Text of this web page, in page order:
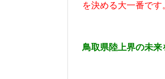
を決める大一番です
鳥取県陸上界の未来